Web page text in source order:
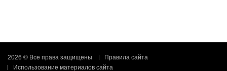
2026 © Все права защищены
Правила сайта
Использование материалов сайта